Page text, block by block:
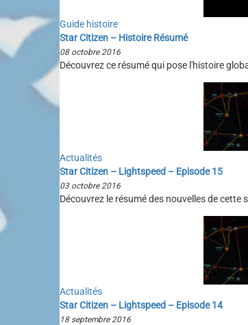
Guide histoire
Star Citizen – Histoire Résumé
08 octobre 2016
Découvrez ce résumé qui pose l'histoire
Actualités
Star Citizen – Lightspeed – Episode 15
03 octobre 2016
Découvrez le résumé des nouvelles de cette
Actualités
Star Citizen – Lightspeed – Episode 14
18 septembre 2016